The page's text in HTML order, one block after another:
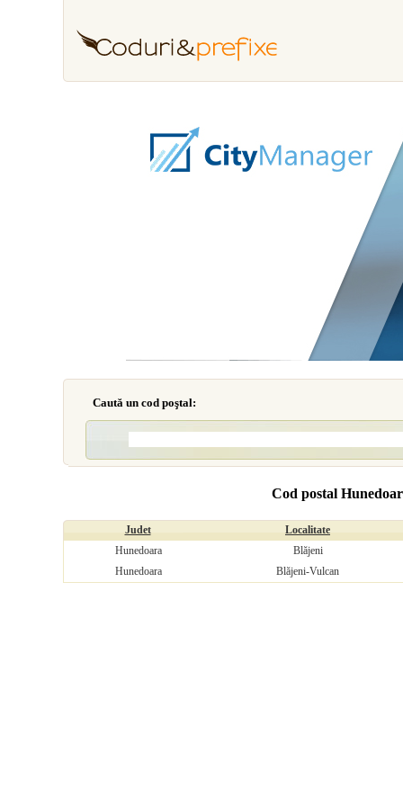
Caută un cod poştal:
Cod postal
Judet
Localitate
Hunedoara
Blăjeni
Hunedoara
Blăjeni-Vulcan